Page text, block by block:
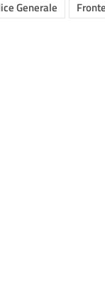
Generale